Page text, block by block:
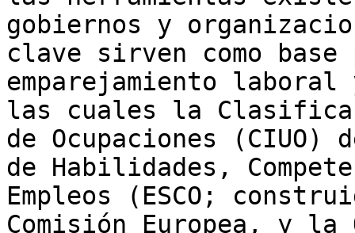
gobiernos y
clave sirven como
emparejamiento
las cuales la
de Ocupaciones
de Habilidades,
Empleos (ESCO;
Comisión Europea, y la